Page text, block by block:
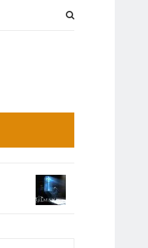
Прохождение Hitman:
Contracts